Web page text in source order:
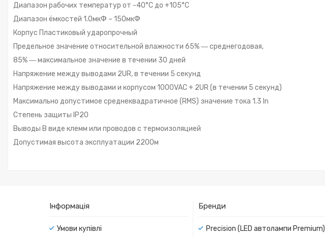
Диапазон рабочих температур от -40°С до +105°С
Диапазон ёмкостей 1.0мкФ – 150мкФ
Корпус Пластиковый ударопрочный
Предельное значение относительной влажности 65% ― среднегодовая,
85% ― максимальное значение в течении 30 дней
Напряжение между выводами 2UR, в течении 5 секунд
Напряжение между выводами и корпусом 1000VAC + 2UR (в течении 5 секунд)
Максимально допустимое среднеквадратичное (RMS) значение тока 1.3 In
Степень защиты IP20
Выводы В виде клемм или проводов с термоизоляцией
Допустимая высота эксплуатации 2200м
Інформація
Умови купівлі
Бренди
Precision (LED автолампи Premium)